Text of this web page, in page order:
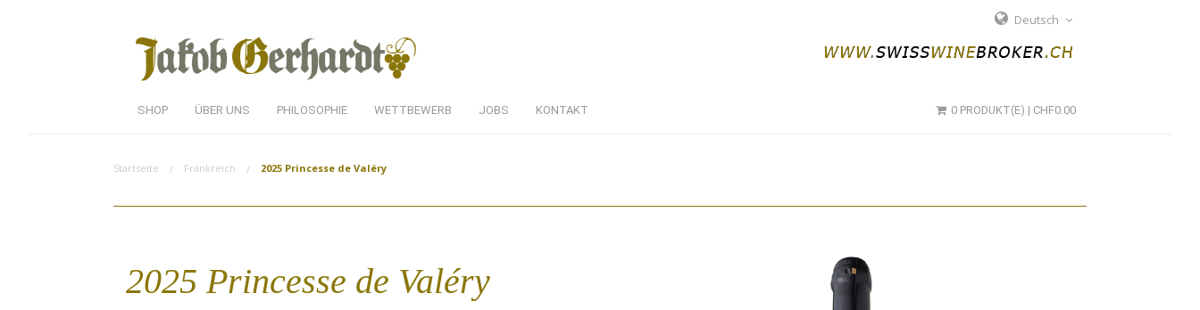
Deutsch
SHOP ÜBER UNS PHILOSOPHIE WETTBEWERB JOBS KONTAKT 0 PRODUKT(E) | CHF0.00
Startseite Frankreich 2025 Princesse de Valéry
2025 Princesse de Valéry